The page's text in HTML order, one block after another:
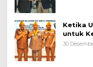
Ketika
untuk
30